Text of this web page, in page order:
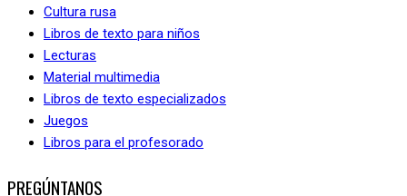
Cultura rusa
Libros de texto para niños
Lecturas
Material multimedia
Libros de texto especializados
Juegos
Libros para el profesorado
PREGÚNTANOS